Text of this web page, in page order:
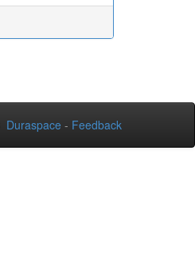
Duraspace - Feedback